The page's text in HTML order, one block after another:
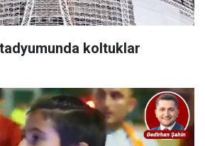
koltuklar